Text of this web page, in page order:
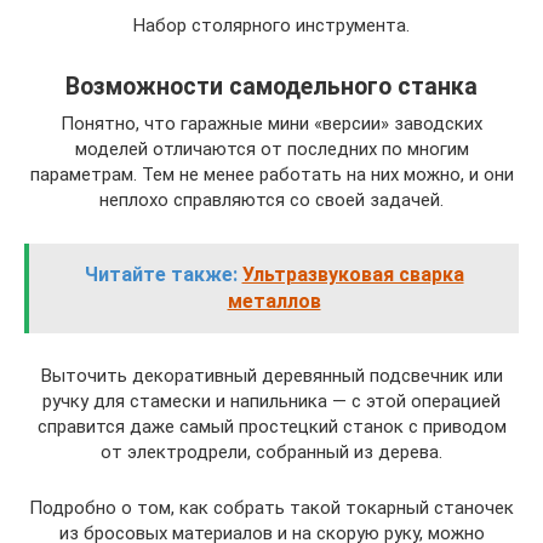
Набор столярного инструмента.
Возможности самодельного станка
Понятно, что гаражные мини «версии» заводских
моделей отличаются от последних по многим
параметрам. Тем не менее работать на них можно, и они
неплохо справляются со своей задачей.
Читайте также: Ультразвуковая сварка
металлов
Выточить декоративный деревянный подсвечник или
ручку для стамески и напильника — с этой операцией
справится даже самый простецкий станок с приводом
от электродрели, собранный из дерева.
Подробно о том, как собрать такой токарный станочек
из бросовых материалов и на скорую руку, можно